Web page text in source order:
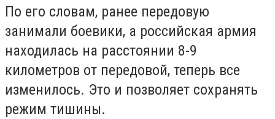
По его словам, ранее передовую
занимали боевики, а российская армия
находилась на расстоянии 8-9
километров от передовой, теперь все
изменилось. Это и позволяет сохранять
режим тишины.